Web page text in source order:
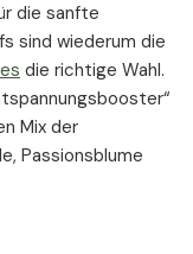
die sanfte
sind wiederum die
die richtige Wahl.
Mix der
Passionsblume